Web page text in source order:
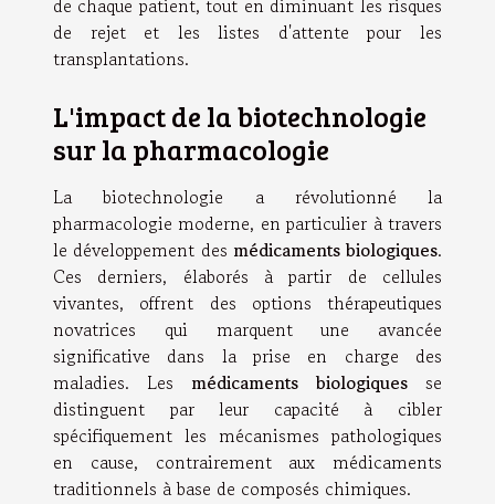
de chaque patient, tout en diminuant les risques
de rejet et les listes d'attente pour les
transplantations.
L'impact de la biotechnologie
sur la pharmacologie
La biotechnologie a révolutionné la
pharmacologie moderne, en particulier à travers
le développement des médicaments biologiques.
Ces derniers, élaborés à partir de cellules
vivantes, offrent des options thérapeutiques
novatrices qui marquent une avancée
significative dans la prise en charge des
maladies. Les médicaments biologiques se
distinguent par leur capacité à cibler
spécifiquement les mécanismes pathologiques
en cause, contrairement aux médicaments
traditionnels à base de composés chimiques.